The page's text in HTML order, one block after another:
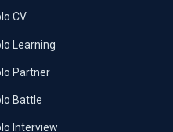
CV
Learning
Partner
Battle
Interview